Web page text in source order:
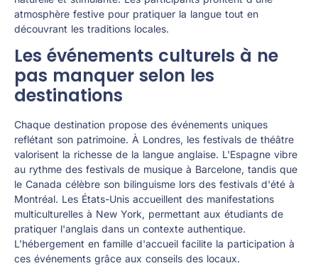
atmosphère festive pour pratiquer la langue tout en
découvrant les traditions locales.
Les événements culturels à ne
pas manquer selon les
destinations
Chaque destination propose des événements uniques
reflétant son patrimoine. À Londres, les festivals de théâtre
valorisent la richesse de la langue anglaise. L'Espagne vibre
au rythme des festivals de musique à Barcelone, tandis que
le Canada célèbre son bilinguisme lors des festivals d'été à
Montréal. Les États-Unis accueillent des manifestations
multiculturelles à New York, permettant aux étudiants de
pratiquer l'anglais dans un contexte authentique.
L'hébergement en famille d'accueil facilite la participation à
ces événements grâce aux conseils des locaux.